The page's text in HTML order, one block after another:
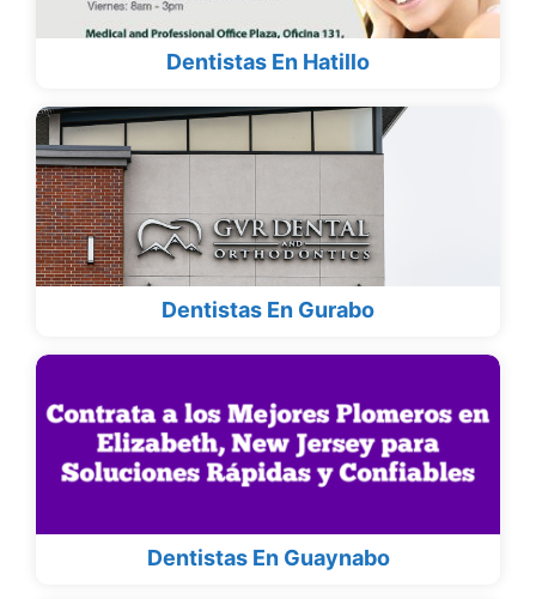
Dentistas En Hatillo
Dentistas En Gurabo
Dentistas En Guaynabo